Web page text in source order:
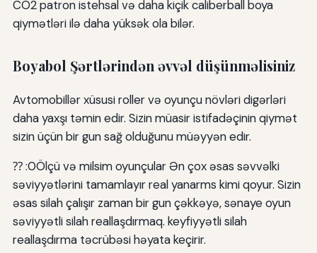
CO2 patron istehsal və daha kiçik caliberball boya
qiymətləri ilə daha yüksək ola bilər.
Boyabol Şərtlərindən əvvəl düşünməlisiniz
Avtomobillər xüsusi roller və oyunçu növləri digərləri
daha yaxşı təmin edir. Sizin müasir istifadəçinin qiymət
sizin üçün bir gun sağ olduğunu müəyyən edir.
⁇ :0Ölçü və milsim oyunçular Ən çox əsas səvvəlki
səviyyətlərini tamamlayır real yanarms kimi qoyur. Sizin
əsas silah çalışır zaman bir gun çəkkəyə, sənaye oyun
səviyyətli silah reallaşdırmaq. keyfiyyətli silah
reallaşdırma təcrübəsi həyata keçirir.